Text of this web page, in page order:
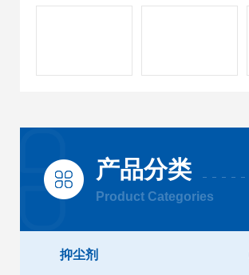
产品分类
Product Categories
抑尘剂